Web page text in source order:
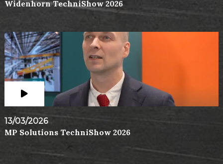
Widenhorn TechniShow 2026
13/03/2026
MP Solutions TechniShow 2026